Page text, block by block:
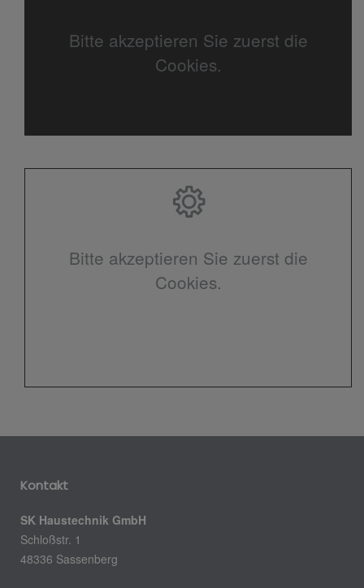
Bitte akzeptieren Sie zuerst die
Cookies.
Bitte akzeptieren Sie zuerst die
Cookies.
Kontakt
SK Haustechnik GmbH
Schloßstr. 1
48336 Sassenberg